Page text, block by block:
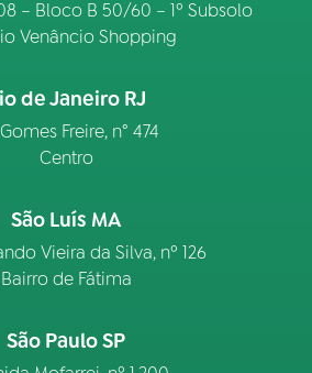
– Bloco B 50/60 – 1º Subsolo
Venâncio Shopping
de Janeiro RJ
Freire, n° 474
Centro
São Luís MA
Vieira da Silva, nº 126
Bairro de Fátima
São Paulo SP